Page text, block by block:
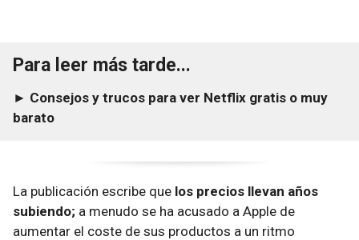
Para leer más tarde...
► Consejos y trucos para ver Netflix gratis o muy
barato
La publicación escribe que los precios llevan años
subiendo; a menudo se ha acusado a Apple de
aumentar el coste de sus productos a un ritmo